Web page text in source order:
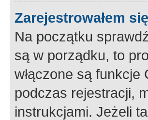
Zarejestrowałem
Na początku
są w porządku, to
włączone są funkcje
podczas rejestracji,
instrukcjami. Jeżeli